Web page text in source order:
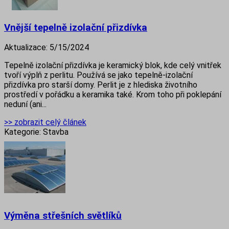
Vnější tepelně izolační přizdívka
Aktualizace: 5/15/2024
Tepelně izolační přizdívka je keramický blok, kde celý vnitřek
tvoří výplň z perlitu. Používá se jako tepelně-izolační
přizdívka pro starší domy. Perlit je z hlediska životního
prostředí v pořádku a keramika také. Krom toho při poklepání
neduní (ani...
>> zobrazit celý článek
Kategorie: Stavba
Výměna střešních světlíků